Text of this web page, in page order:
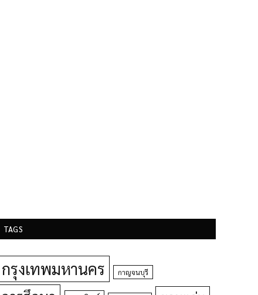
TAGS
กรุงเทพมหานคร กาญจนบุรี